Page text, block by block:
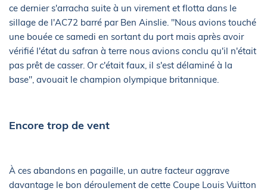
ce dernier s'arracha suite à un virement et flotta dans le
sillage de l'AC72 barré par Ben Ainslie. "Nous avions touché
une bouée ce samedi en sortant du port mais après avoir
vérifié l'état du safran à terre nous avions conclu qu'il n'était
pas prêt de casser. Or c'était faux, il s'est délaminé à la
base", avouait le champion olympique britannique.
Encore trop de vent
À ces abandons en pagaille, un autre facteur aggrave
davantage le bon déroulement de cette Coupe Louis Vuitton